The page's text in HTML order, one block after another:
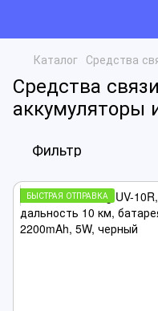
Каталог Средства
Средства
аккумуляторы
Фильтр
БЫСТРАЯ ОТПРАВКА